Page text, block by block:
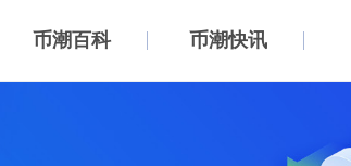
币潮百科 币潮快讯